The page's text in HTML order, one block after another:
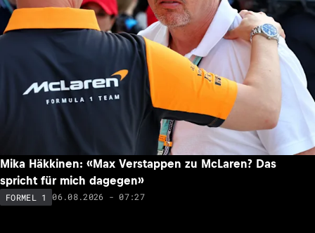
Mika Häkkinen: «Max Verstappen zu McLaren? Das
spricht für mich dagegen»
FORMEL 1 06.08.2026 - 07:27